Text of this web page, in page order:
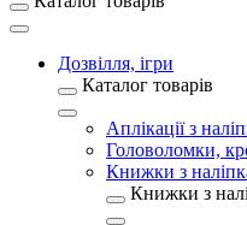
Дозвілля, ігри
Каталог товарів
Аплікації з
Головоломки,
Книжки з
Книжки з